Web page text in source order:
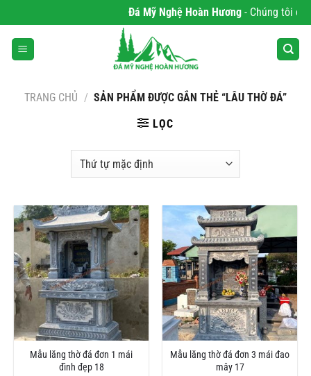
qua
nội
dung
Đá Mỹ Nghệ Hoàn Hương- Chúng tôi
TRANG CHỦ / SẢN PHẨM ĐƯỢC GẮN THẺ “LÂU THỜ ĐÁ”
LỌC
Mẫu lăng thờ đá đơn 1 mái
đình đẹp 18
Mẫu lăng thờ đá đơn 3 mái đao
mây 17